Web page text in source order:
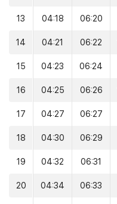
13 04:18 06:20
14 04:21 06:22
15 04:23 06:24
16 04:25 06:26
17 04:27 06:27
18 04:30 06:29
19 04:32 06:31
20 04:34 06:33